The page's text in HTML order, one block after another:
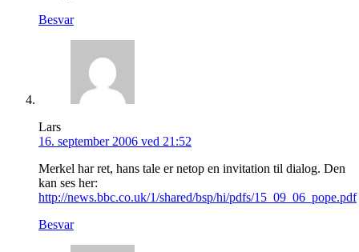
Besvar
Lars
16. september 2006 ved 21:52
Merkel har ret, hans tale er netop en invitation til dialog. Den
kan ses her:
http://news.bbc.co.uk/1/shared/bsp/hi/pdfs/15_09_06_pope.pdf
Besvar